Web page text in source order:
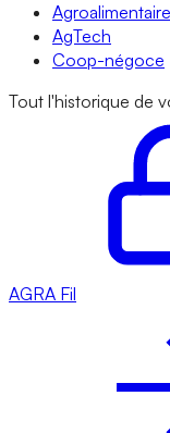
Agroalimentaire
AgTech
Coop-négoce
Tout l'historique de
AGRA Fil